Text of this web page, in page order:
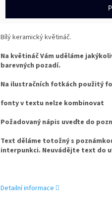
Bílý keramický květináč.
Na květináč Vám uděláme
barevných pozadí.
Na ilustračních fotkách použitý
fonty v textu nelze kombinovat
Požadovaný nápis uveďte do
Text děláme totožný s
interpunkci. Neuvádějte text do
Detailní informace